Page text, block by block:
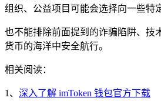
组织、公益项目可能会选择向一些特
也不能排除前面提到的诈骗陷阱、技
货币的海洋中安全航行。
相关阅读：
1、 深入了解 imToken 钱包官方下载